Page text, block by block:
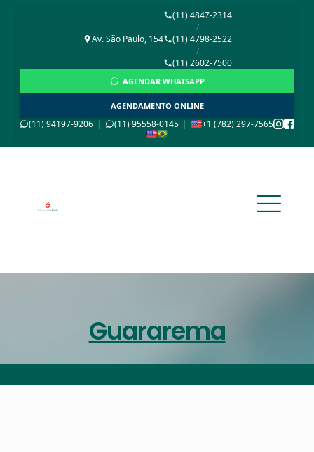
Av. São Paulo, 154
(11) 4847-2314
/
(11) 4798-2522
/
(11) 2602-7500
AGENDAR WHATSAPP
AGENDAMENTO ONLINE
(11) 94197-9206 | (11) 95558-0145 | +1 (782) 297-7565
Guararema